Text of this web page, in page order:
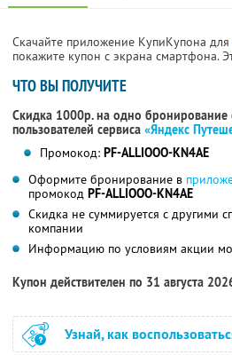
Скачайте приложение КупиКупона для
покажите купон с экрана смартфона.
ЧТО ВЫ ПОЛУЧИТЕ
Скидка 1000р. на одно бронирование
пользователей сервиса «Яндекс
Промокод: PF-ALLIOOO-KN4AE
Оформите бронирование в
промокод PF-ALLIOOO-KN4AE
Скидка не суммируется с другими
компании
Информацию по условиям акции
Купон действителен по 31 августа
Узнай, как